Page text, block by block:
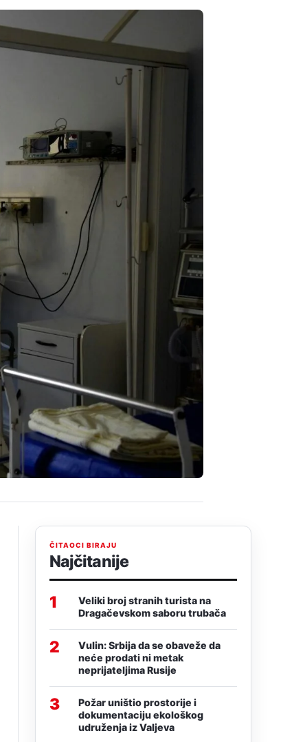
ČITAOCI BIRAJU
Najčitanije
1
Veliki broj stranih turista na
Dragačevskom saboru trubača
2
Vulin: Srbija da se obaveže da
neće prodati ni metak
neprijateljima Rusije
3
Požar uništio prostorije i
dokumentaciju ekološkog
udruženja iz Valjeva